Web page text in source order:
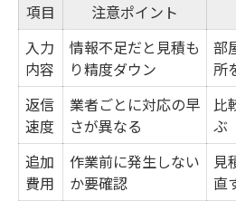
項目 注意ポイント
入力
内容
情報不足だと見積も
り精度ダウン
部
所
返信
速度
業者ごとに対応の早
さが異なる
比
ぶ
追加
費用
作業前に発生しない
か要確認
見
直